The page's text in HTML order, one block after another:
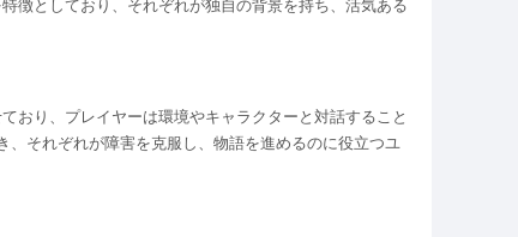
おり、プレイヤーは環境やキャラクターと対話すること
それぞれが障害を克服し、物語を進めるのに役立つユ